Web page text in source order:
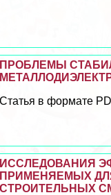
ПРОБЛЕМЫ
Статья в формате
ИССЛЕДОВАНИЯ
ПРИМЕНЯЕМЫХ
СТРОИТЕЛЬНЫХ